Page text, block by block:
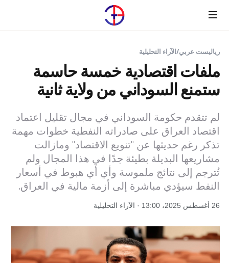
Menu
رياليست عربي/الآراء التحليلية
ملفات اقتصادية خمسة حاسمة
ستمنع السوداني من ولاية ثانية
لم تتقدم حكومة السوداني في مجال تقليل اعتماد
اقتصاد العراق على صادراته النفطية خطوات مهمة
تذكر رغم حديثها عن "تنويع الاقتصاد" ومازالت
مشاريعها البديلة بطيئة جدًا في هذا المجال ولم
تُترجم إلى نتائج ملموسة وأي أي هبوط في أسعار
النفط سيؤدي مباشرة إلى أزمة مالية في العراق.
26 أغسطس 2025، 13:00 · الآراء التحليلية